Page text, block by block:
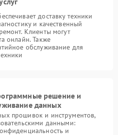
доставку техники
и качественный
Клиенты могут
онлайн. Также
обслуживание для
решение и
данных
прошивок и инструментов,
данными:
и